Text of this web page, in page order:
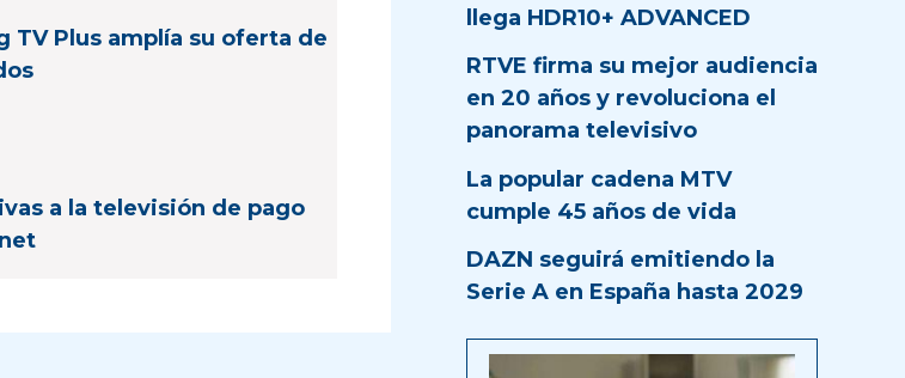
TV Plus amplía su oferta de
a la televisión de pago
llega HDR10+ ADVANCED
RTVE firma su mejor audiencia
en 20 años y revoluciona el
panorama televisivo
La popular cadena MTV
cumple 45 años de vida
DAZN seguirá emitiendo la
Serie A en España hasta 2029